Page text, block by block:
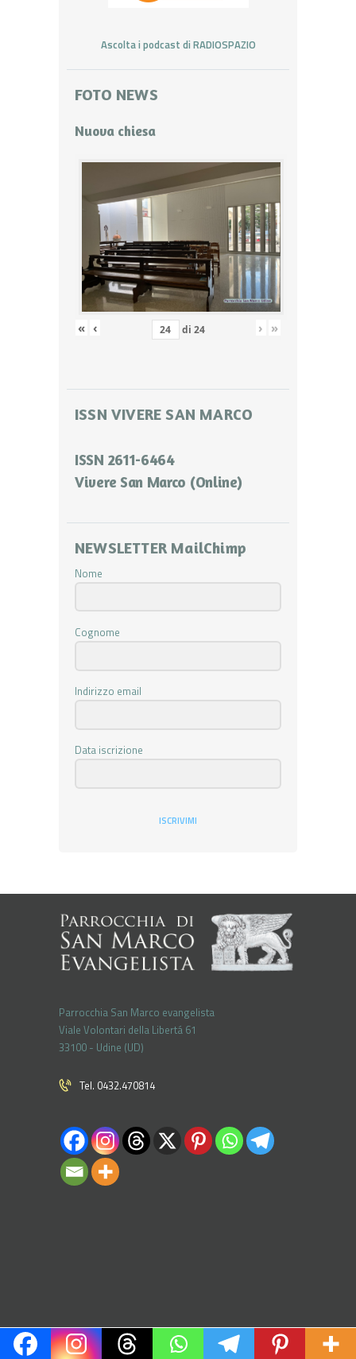
Ascolta i podcast di RADIOSPAZIO
FOTO NEWS
Nuova chiesa
« ‹ di 24 › »
ISSN VIVERE SAN MARCO
ISSN 2611-6464
Vivere San Marco (Online)
NEWSLETTER MailChimp
Nome
Cognome
Indirizzo email
Data iscrizione
ISCRIVIMI
Parrocchia San Marco evangelista
Viale Volontari della Libertá 61
33100 - Udine (UD)
Tel. 0432.470814